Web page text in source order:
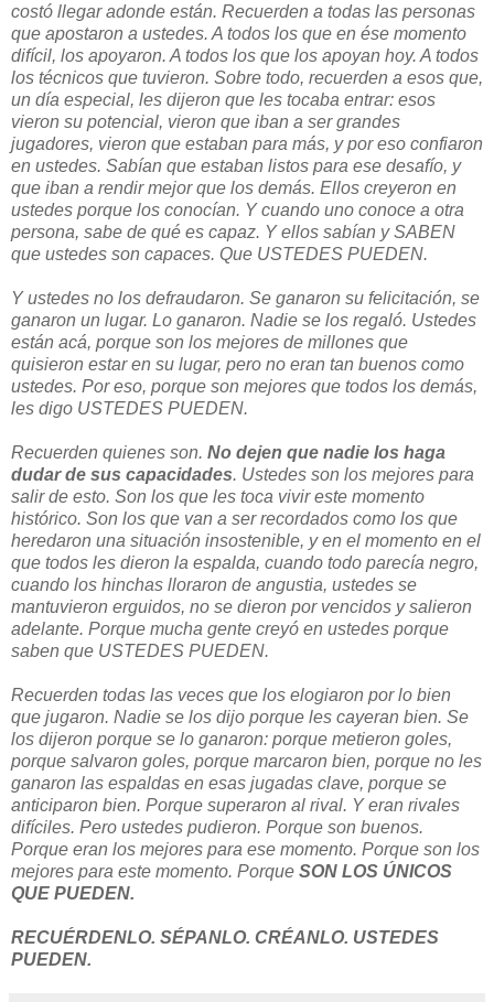
costó llegar adonde están. Recuerden a todas las personas
que apostaron a ustedes. A todos los que en ése momento
difícil, los apoyaron. A todos los que los apoyan hoy. A todos
los técnicos que tuvieron. Sobre todo, recuerden a esos que,
un día especial, les dijeron que les tocaba entrar: esos
vieron su potencial, vieron que iban a ser grandes
jugadores, vieron que estaban para más, y por eso confiaron
en ustedes. Sabían que estaban listos para ese desafío, y
que iban a rendir mejor que los demás. Ellos creyeron en
ustedes porque los conocían. Y cuando uno conoce a otra
persona, sabe de qué es capaz. Y ellos sabían y SABEN
que ustedes son capaces. Que USTEDES PUEDEN.
Y ustedes no los defraudaron. Se ganaron su felicitación, se
ganaron un lugar. Lo ganaron. Nadie se los regaló. Ustedes
están acá, porque son los mejores de millones que
quisieron estar en su lugar, pero no eran tan buenos como
ustedes. Por eso, porque son mejores que todos los demás,
les digo USTEDES PUEDEN.
Recuerden quienes son. No dejen que nadie los haga
dudar de sus capacidades. Ustedes son los mejores para
salir de esto. Son los que les toca vivir este momento
histórico. Son los que van a ser recordados como los que
heredaron una situación insostenible, y en el momento en el
que todos les dieron la espalda, cuando todo parecía negro,
cuando los hinchas lloraron de angustia, ustedes se
mantuvieron erguidos, no se dieron por vencidos y salieron
adelante. Porque mucha gente creyó en ustedes porque
saben que USTEDES PUEDEN.
Recuerden todas las veces que los elogiaron por lo bien
que jugaron. Nadie se los dijo porque les cayeran bien. Se
los dijeron porque se lo ganaron: porque metieron goles,
porque salvaron goles, porque marcaron bien, porque no les
ganaron las espaldas en esas jugadas clave, porque se
anticiparon bien. Porque superaron al rival. Y eran rivales
difíciles. Pero ustedes pudieron. Porque son buenos.
Porque eran los mejores para ese momento. Porque son los
mejores para este momento. Porque SON LOS ÚNICOS
QUE PUEDEN.
RECUÉRDENLO. SÉPANLO. CRÉANLO. USTEDES
PUEDEN.